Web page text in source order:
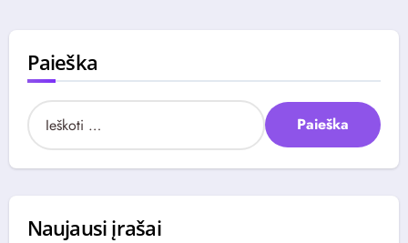
Paieška
e
k
Naujausi įrašai